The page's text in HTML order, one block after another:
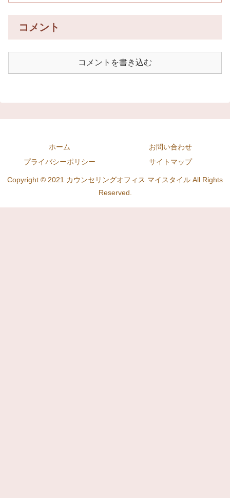
コメント
コメントを書き込む
ホーム
お問い合わせ
プライバシーポリシー
サイトマップ
Copyright © 2021 カウンセリングオフィス マイスタイル All Rights
Reserved.